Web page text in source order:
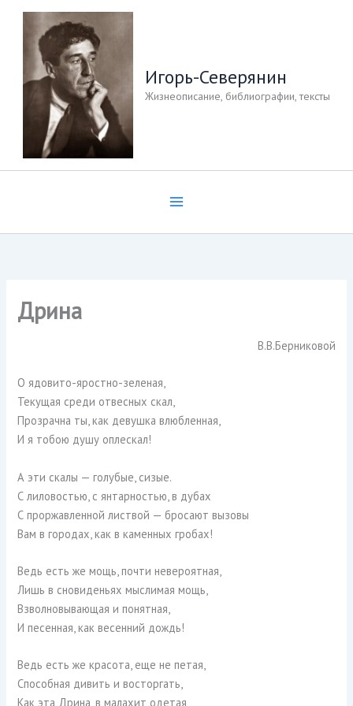
Перейти
содержимому
Игорь-Северянин
Жизнеописание, библиографии, тексты
Дрина
В.В.Берниковой
О ядовито-яростно-зеленая,
Текущая среди отвесных скал,
Прозрачна ты, как девушка влюбленная,
И я тобою душу оплескал!
А эти скалы — голубые, сизые.
С лиловостью, с янтарностью, в дубах
С проржавленной листвой — бросают вызовы
Вам в городах, как в каменных гробах!
Ведь есть же мощь, почти невероятная,
Лишь в сновиденьях мыслимая мощь,
Взволновывающая и понятная,
И песенная, как весенний дождь!
Ведь есть же красота, еще не петая,
Способная дивить и восторгать,
Как эта Дрина, в малахит одетая,